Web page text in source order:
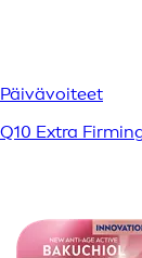
Päivävoiteet
Q10 Extra